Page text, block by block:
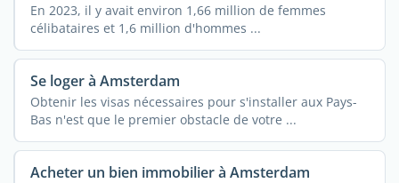
En 2023, il y avait environ 1,66 million de femmes
célibataires et 1,6 million d'hommes ...
Se loger à Amsterdam
Obtenir les visas nécessaires pour s'installer aux Pays-
Bas n'est que le premier obstacle de votre ...
Acheter un bien immobilier à Amsterdam